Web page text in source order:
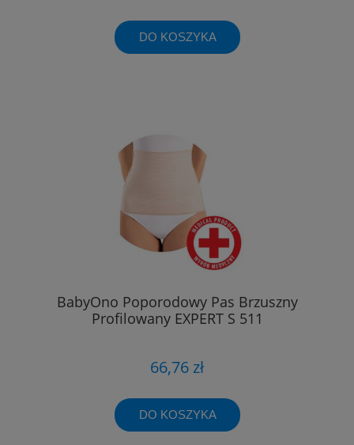
DO KOSZYKA
BabyOno Poporodowy Pas Brzuszny
Profilowany EXPERT S 511
66,76 zł
DO KOSZYKA